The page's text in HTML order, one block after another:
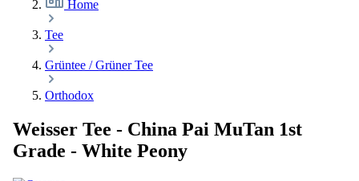
Home
Tee
Grüntee / Grüner Tee
Orthodox
Weisser Tee - China Pai MuTan 1st
Grade - White Peony